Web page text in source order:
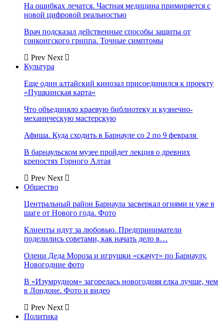
На ошибках лечатся. Частная медицина примиряется с
новой цифровой реальностью
Врач подсказал действенные способы защиты от
гонконгского гриппа. Точные симптомы
Prev Next
Культура
Еще один алтайский кинозал присоединился к проекту
«Пушкинская карта»
Что объединяло краевую библиотеку и кузнечно-
механическую мастерскую
Афиша. Куда сходить в Барнауле со 2 по 9 февраля
В барнаульском музее пройдет лекция о древних
крепостях Горного Алтая
Prev Next
Общество
Центральный район Барнаула засверкал огнями и уже в
шаге от Нового года. Фото
Клиенты идут за любовью. Предприниматели
поделились советами, как начать дело в…
Олени Деда Мороза и игрушки «скачут» по Барнаулу.
Новогодние фото
В «Изумрудном» загорелась новогодняя елка лучше, чем
в Лондоне. Фото и видео
Prev Next
Политика